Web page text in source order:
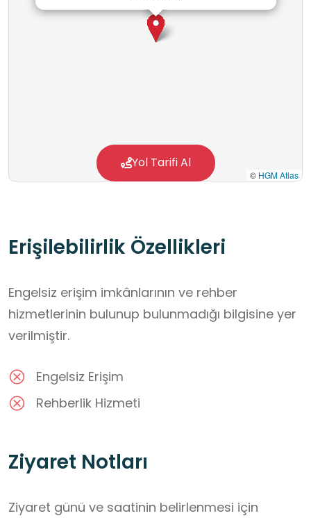
pencerelerin etrafı ise kalem işleri ile
© HGM Atlas
Yol Tarifi Al
Erişilebilirlik Özellikleri
Engelsiz erişim imkânlarının ve rehber
hizmetlerinin bulunup bulunmadığı bilgisine yer
verilmiştir.
Engelsiz Erişim
Rehberlik Hizmeti
Ziyaret Notları
Ziyaret günü ve saatinin belirlenmesi için